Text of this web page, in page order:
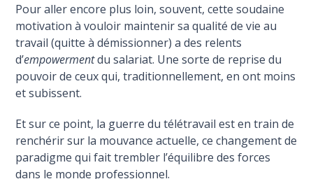
Pour aller encore plus loin, souvent, cette soudaine
motivation à vouloir maintenir sa qualité de vie au
travail (quitte à démissionner) a des relents
d’empowermentdu salariat. Une sorte de reprise du
pouvoir de ceux qui, traditionnellement, en ont moins
et subissent.
Et sur ce point, la guerre du télétravail est en train de
renchérir sur la mouvance actuelle, ce changement de
paradigme qui fait trembler l’équilibre des forces
dans le monde professionnel.